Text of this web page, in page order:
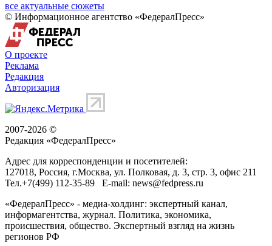
все актуальные сюжеты
© Информационное агентство «ФедералПресс»
О проекте
Реклама
Редакция
Авторизация
2007-2026 ©
Редакция «ФедералПресс»
Адрес для корреспонденции и посетителей:
127018, Россия, г.Москва, ул. Полковая, д. 3, стр. 3, офис 211
Тел.+7(499) 112-35-89 E-mail: news@fedpress.ru
«ФедералПресс» - медиа-холдинг: экспертный канал,
информагентства, журнал. Политика, экономика,
происшествия, общество. Экспертный взгляд на жизнь
регионов РФ